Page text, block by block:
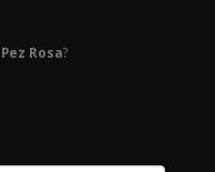
Rosa?